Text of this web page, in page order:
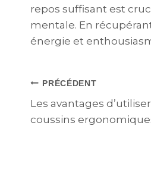
repos suffisant est
mentale. En
énergie et
PRÉCÉDENT
Les avantages
coussins